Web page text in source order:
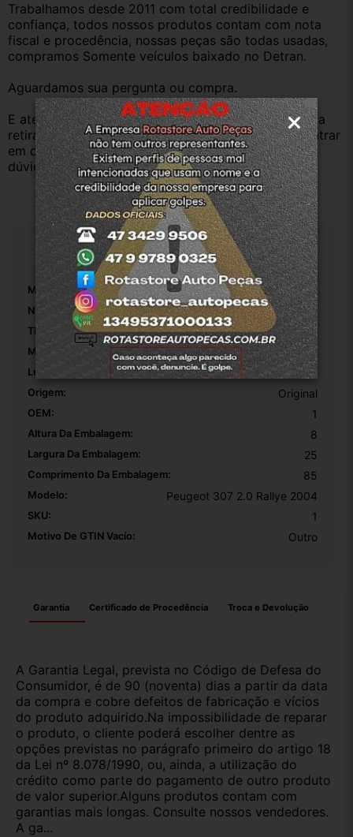
Trabalhamos desde 2011 com total credibilidade e
confiança, todos nossos produtos contam com nota
fiscal e procedência, nossas peças são todas usadas,
compramos Somente veículos baixado no Detran.
Aguardamos sua pergunta ou compra.
E atenderemos o quanto antes, caso o cliente prefira
retirar na nossa loja física também aceitamos, só entrar
em contato com a equipe Rotasul e tiramos suas
dúvidas.
Especificações
Marca: Peugeot
Número De Peça: 1
Tipo De Veículo: Carro/Caminhonete
Material: Borracha
Lugar De Colocação: Porta Traseira Esquerda
Origem: Original
OEM: 1
Altura Da Embalagem: 8
Largura Da Embalagem: 25
Comprimento Da Embalagem: 85
Modelo: Peugeot 307 2.0 Rallye 2004
SKU: 1
Motivo De GTIN Vacío: Outro
Garantia Certificado de Procedência Troca e Devolução
A Garantia Legal, prevista no Código de Defesa do
Consumidor, é de 90 (noventa) dias a partir da data
da compra e cobre defeitos de fabricação e vícios
do produto adquirido.Na impossibilidade de reparar
o produto, o cliente poderá escolher dentre as
opções previstas no parágrafo primeiro do artigo 18
da Lei nº 8.078/1990, ou, ainda, a utilização do
crédito como parte do pagamento de outro produto
de valor superior.Alguns produtos contam com
garantias mais longas. Consulte nossos vendedores.
A ga...